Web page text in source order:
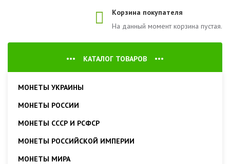
Корзина покупателя
На данный момент корзина пустая.
КАТАЛОГ ТОВАРОВ
МОНЕТЫ УКРАИНЫ
МОНЕТЫ РОССИИ
МОНЕТЫ СССР И РСФСР
МОНЕТЫ РОССИЙСКОЙ ИМПЕРИИ
МОНЕТЫ МИРА